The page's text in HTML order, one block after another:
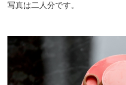
写真は二人分です。